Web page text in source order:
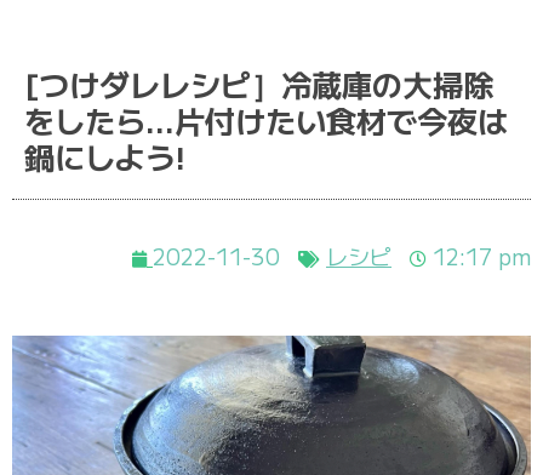
[つけダレレシピ］冷蔵庫の大掃除
をしたら…片付けたい食材で今夜は
鍋にしよう!
2022-11-30 レシピ 12:17 pm